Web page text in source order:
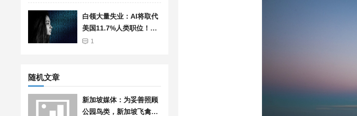
白领大量失业：AI将取代
美国11.7%人类职位！总
薪资高达1.2兆美元
1
随机文章
新加坡媒体：为妥善照顾
公园鸟类，新加坡飞禽公